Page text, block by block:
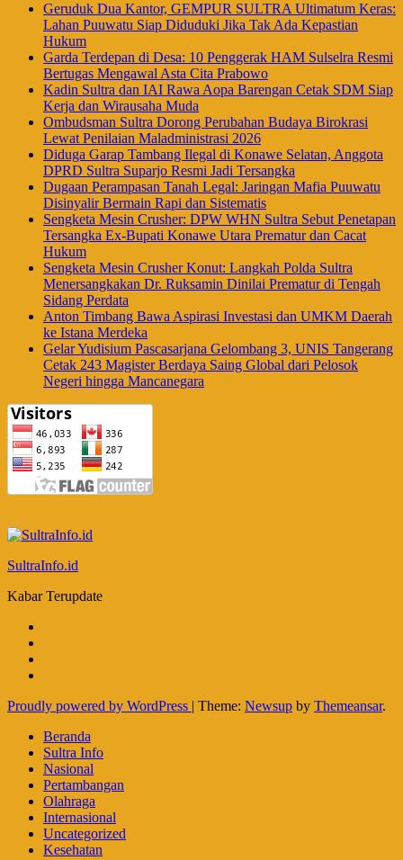
Geruduk Dua Kantor, GEMPUR SULTRA Ultimatum Keras:
Lahan Puuwatu Siap Diduduki Jika Tak Ada Kepastian
Hukum
Garda Terdepan di Desa: 10 Penggerak HAM Sulselra Resmi
Bertugas Mengawal Asta Cita Prabowo
Kadin Sultra dan IAI Rawa Aopa Barengan Cetak SDM Siap
Kerja dan Wirausaha Muda
Ombudsman Sultra Dorong Perubahan Budaya Birokrasi
Lewat Penilaian Maladministrasi 2026
Diduga Garap Tambang Ilegal di Konawe Selatan, Anggota
DPRD Sultra Suparjo Resmi Jadi Tersangka
Dugaan Perampasan Tanah Legal: Jaringan Mafia Puuwatu
Disinyalir Bermain Rapi dan Sistematis
Sengketa Mesin Crusher: DPW WHN Sultra Sebut Penetapan
Tersangka Ex-Bupati Konawe Utara Prematur dan Cacat
Hukum
Sengketa Mesin Crusher Konut: Langkah Polda Sultra
Menersangkakan Dr. Ruksamin Dinilai Prematur di Tengah
Sidang Perdata
Anton Timbang Bawa Aspirasi Investasi dan UMKM Daerah
ke Istana Merdeka
Gelar Yudisium Pascasarjana Gelombang 3, UNIS Tangerang
Cetak 243 Magister Berdaya Saing Global dari Pelosok
Negeri hingga Mancanegara
SultraInfo.id
Kabar Terupdate
Proudly powered by WordPress Theme: Newsup by Themeansar.
Beranda
Sultra Info
Nasional
Pertambangan
Olahraga
Internasional
Uncategorized
Kesehatan